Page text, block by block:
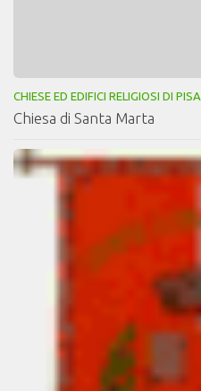
CHIESE ED EDIFICI RELIGIOSI DI PISA
Chiesa di Santa Marta